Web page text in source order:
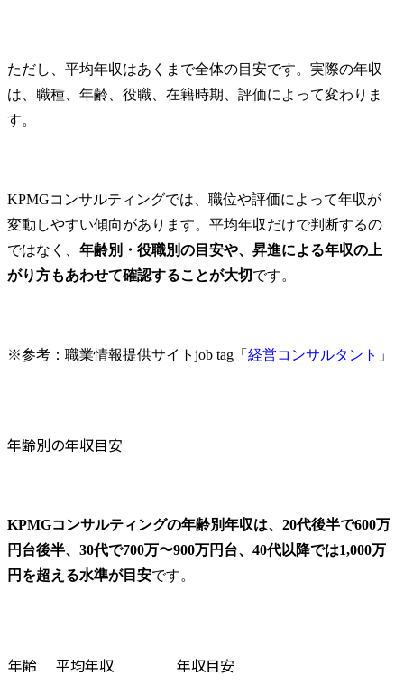
ただし、平均年収はあくまで全体の目安です。実際の年収
は、職種、年齢、役職、在籍時期、評価によって変わりま
す。
KPMGコンサルティングでは、職位や評価によって年収が
変動しやすい傾向があります。平均年収だけで判断するの
ではなく、 年齢別・役職別の目安や、昇進による年収の上
がり方もあわせて確認することが大切です。
※参考：職業情報提供サイトjob tag「 経営コンサルタント 」
年齢別の年収目安
KPMGコンサルティングの年齢別年収は、20代後半で600万
円台後半、30代で700万〜900万円台、40代以降では1,000万
円を超える水準が目安です。
年齢 平均年収 年収目安